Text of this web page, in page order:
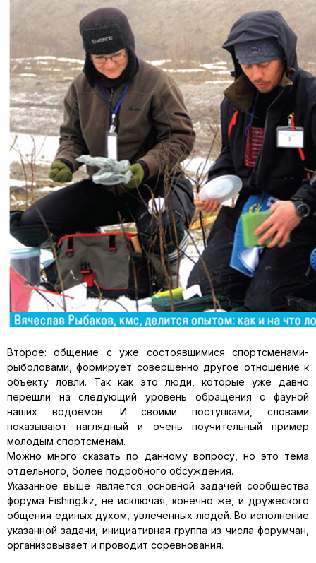
Второе: общение с уже состоявшимися спортсменами-
рыболовами, формирует совершенно другое отношение к
объекту ловли. Так как это люди, которые уже давно
перешли на следующий уровень обращения с фауной
наших водоёмов. И своими поступками, словами
показывают наглядный и очень поучительный пример
молодым спортсменам.
Можно много сказать по данному вопросу, но это тема
отдельного, более подробного обсуждения.
Указанное выше является основ­ной задачей сообщества
форума Fishing.kz, не исключая, конечно же, и дружеского
общения единых духом, увлечённых людей. Во ис­полнение
указанной задачи, иници­ативная группа из числа форумчан,
организовывает и проводит сорев­нования.